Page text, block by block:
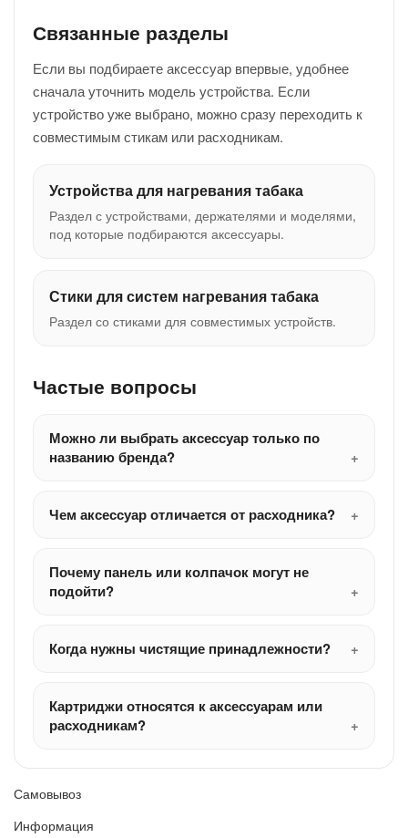
Связанные разделы
Если вы подбираете аксессуар впервые, удобнее
сначала уточнить модель устройства. Если
устройство уже выбрано, можно сразу переходить к
совместимым стикам или расходникам.
Устройства для нагревания табака
Раздел с устройствами, держателями и моделями,
под которые подбираются аксессуары.
Стики для систем нагревания табака
Раздел со стиками для совместимых устройств.
Частые вопросы
Можно ли выбрать аксессуар только по
названию бренда?
Чем аксессуар отличается от расходника?
Почему панель или колпачок могут не
подойти?
Когда нужны чистящие принадлежности?
Картриджи относятся к аксессуарам или
расходникам?
Самовывоз
Информация